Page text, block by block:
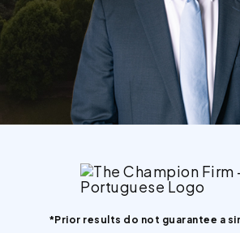
*Prior results do not guarantee a